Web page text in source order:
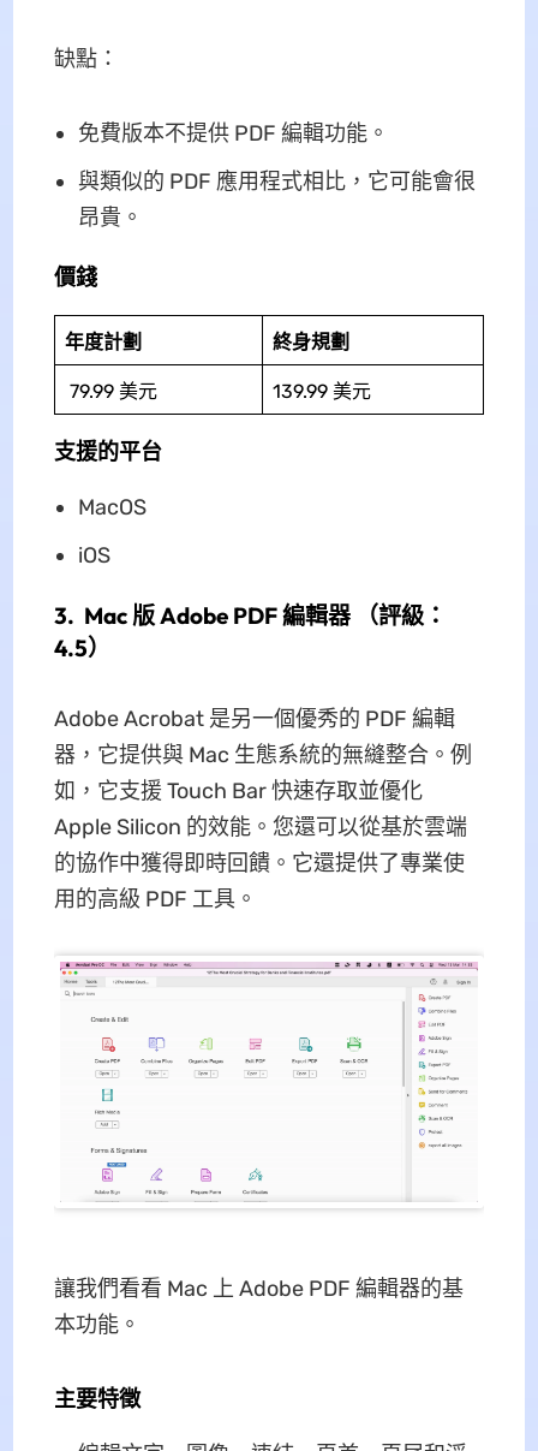
缺點：
免費版本不提供 PDF 編輯功能。
與類似的 PDF 應用程式相比，它可能會很
昂貴。
價錢
年度計劃 終身規劃
79.99 美元 139.99 美元
支援的平台
MacOS
iOS
3. Mac 版 Adob​​e PDF 編輯器 （評級：
4.5）
Adobe Acrobat 是另一個優秀的 PDF 編輯
器，它提供與 Mac 生態系統的無縫整合。例
如，它支援 Touch Bar 快速存取並優化
Apple Silicon 的效能。您還可以從基於雲端
的協作中獲得即時回饋。它還提供了專業使
用的高級 PDF 工具。
讓我們看看 Mac 上 Adob​​e PDF 編輯器的基
本功能。
主要特徵